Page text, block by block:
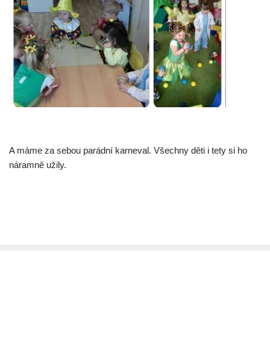
A máme za sebou parádní karneval. Všechny děti i tety si ho
náramně užily.